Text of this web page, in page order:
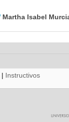
Martha Isabel
| Instructivos